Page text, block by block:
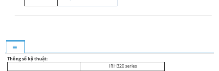
Thông số kỹ thuật:
IRH320 series